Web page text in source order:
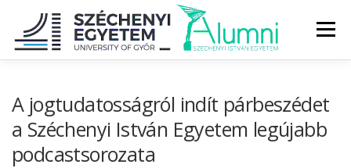
tartalomhoz
Menü
DIPLOMAÁTADÓ
A jogtudatosságról indít párbeszédet
a Széchenyi István Egyetem legújabb
podcastsorozata